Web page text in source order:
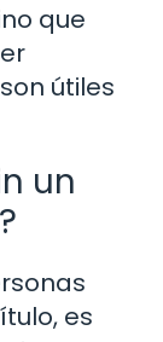
que
útiles
un
es